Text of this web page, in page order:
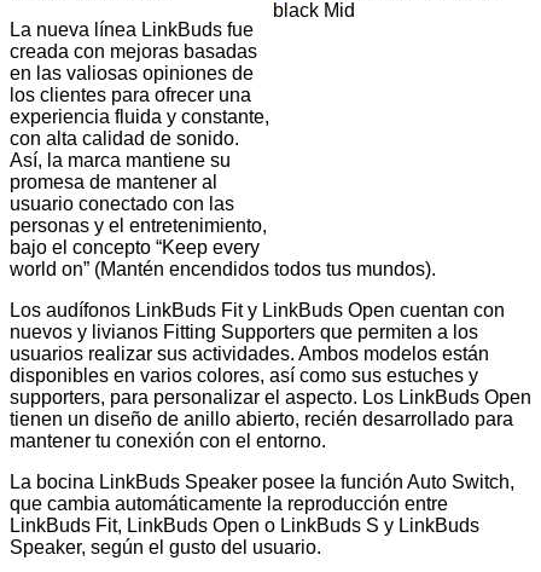
La nueva línea LinkBuds fue
creada con mejoras basadas
en las valiosas opiniones de
los clientes para ofrecer una
experiencia fluida y constante,
con alta calidad de sonido.
Así, la marca mantiene su
promesa de mantener al
usuario conectado con las
personas y el entretenimiento,
bajo el concepto “Keep every
world on” (Mantén encendidos todos tus mundos).
Los audífonos LinkBuds Fit y LinkBuds Open cuentan con
nuevos y livianos Fitting Supporters que permiten a los
usuarios realizar sus actividades. Ambos modelos están
disponibles en varios colores, así como sus estuches y
supporters, para personalizar el aspecto. Los LinkBuds Open
tienen un diseño de anillo abierto, recién desarrollado para
mantener tu conexión con el entorno.
La bocina LinkBuds Speaker posee la función Auto Switch,
que cambia automáticamente la reproducción entre
LinkBuds Fit, LinkBuds Open o LinkBuds S y LinkBuds
Speaker, según el gusto del usuario.